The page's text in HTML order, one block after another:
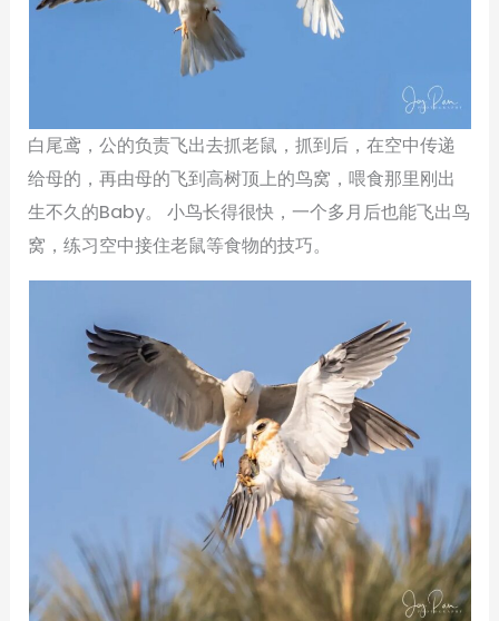
白尾鸢，公的负责飞出去抓老鼠，抓到后，在空中传递
给母的，再由母的飞到高树顶上的鸟窝，喂食那里刚出
生不久的Baby。 小鸟长得很快，一个多月后也能飞出鸟
窝，练习空中接住老鼠等食物的技巧。